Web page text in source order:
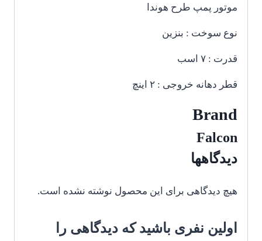
موتور پمپ طرح هوندا
نوع سوخت : بنزین
قدرت : ۷ اسب
قطر دهانه خروجی : ۲ اینچ
Brand
Falcon
دیدگاهها
هیچ دیدگاهی برای این محصول نوشته نشده است.
اولین نفری باشید که دیدگاهی را